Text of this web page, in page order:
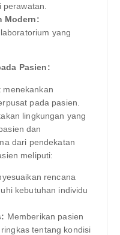
perawatan.
Modern:
yang
Pasien:
menekankan
pada pasien.
lingkungan yang
dan
dari pendekatan
meliputi:
rencana
kebutuhan individu
Memberikan pasien
tentang kondisi